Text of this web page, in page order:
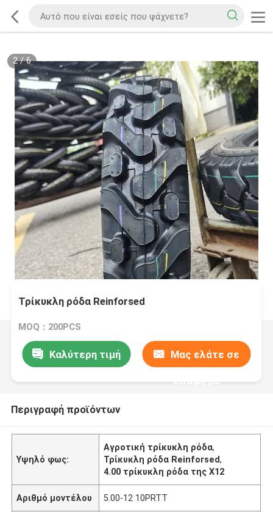
2/6
Τρίκυκλη ρόδα Reinforsed
MOQ：200PCS
Καλύτερη τιμή Μας ελάτε σε
επαφή με
Περιγραφή προϊόντων
Υψηλό φως:
Αγροτική τρίκυκλη ρόδα,
Τρίκυκλη ρόδα Reinforsed,
4.00 τρίκυκλη ρόδα της X12
Αριθμό μοντέλου 5.00-12 10PRTT